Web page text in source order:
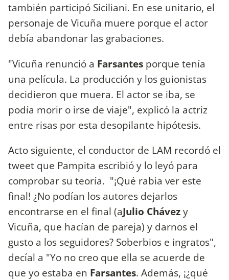
también participó Siciliani. En ese unitario, el
personaje de Vicuña muere porque el actor
debía abandonar las grabaciones.
"Vicuña renunció a Farsantes porque tenía
una película. La producción y los guionistas
decidieron que muera. El actor se iba, se
podía morir o irse de viaje", explicó la actriz
entre risas por esta desopilante hipótesis.
Acto siguiente, el conductor de LAM recordó el
tweet que Pampita escribió y lo leyó para
comprobar su teoría. "¡Qué rabia ver este
final! ¿No podían los autores dejarlos
encontrarse en el final (aJulio Chávezy
Vicuña, que hacían de pareja) y darnos el
gusto a los seguidores? Soberbios e ingratos",
decíal a "Yo no creo que ella se acuerde de
que yo estaba en Farsantes. Además, ¡¿qué